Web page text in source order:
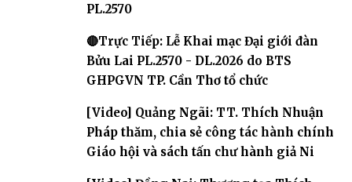
PL.2570
🔴Trực Tiếp: Lễ Khai mạc Đại giới đàn
Bửu Lai PL.2570 - DL.2026 do BTS
GHPGVN TP. Cần Thơ tổ chức
[Video] Quảng Ngãi: TT. Thích Nhuận
Pháp thăm, chia sẻ công tác hành chính
Giáo hội và sách tấn chư hành giả Ni